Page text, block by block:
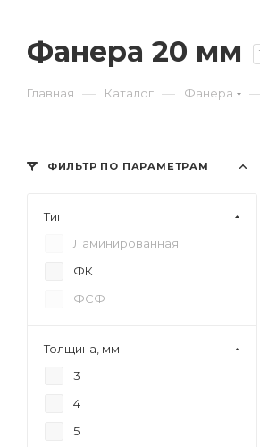
Фанера 20 мм
Главная — Каталог — Фанера
ФИЛЬТР ПО ПАРАМЕТРАМ
Тип
Ламинированная
ФК
ФСФ
Толщина, мм
3
4
5